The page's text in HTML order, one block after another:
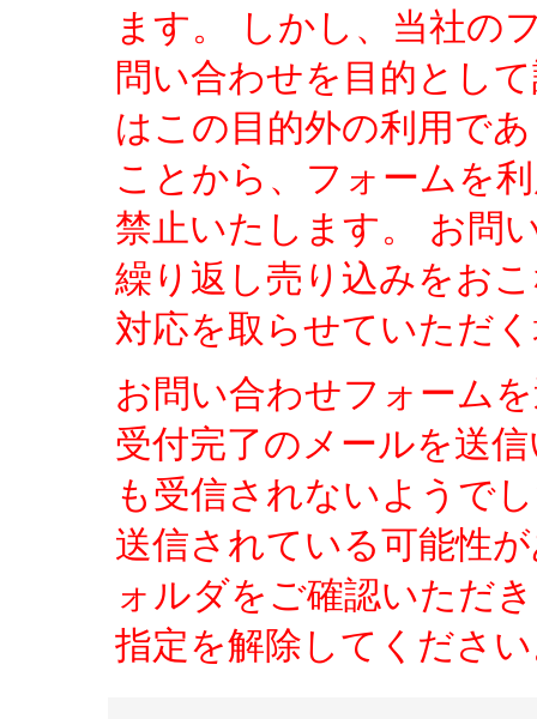
ます。 しかし、当社の
問い合わせを目的とし
はこの目的外の利用で
ことから、フォームを
禁止いたします。 お問
繰り返し売り込みをお
対応を取らせていただ
お問い合わせフォーム
受付完了のメールを送
も受信されないようで
送信されている可能性
ォルダをご確認いただ
指定を解除してくださ